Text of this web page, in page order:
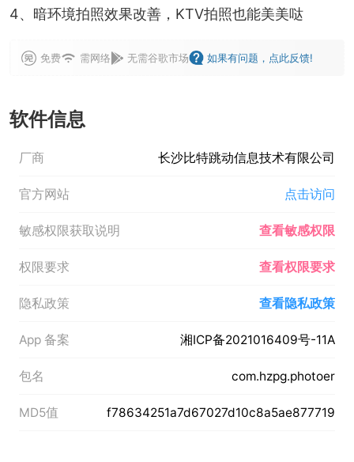
4、暗环境拍照效果改善，KTV拍照也能美美哒
免费 需网络 无需谷歌市场 如果有问题，点此反馈!
软件信息
厂商 长沙比特跳动信息技术有限公司
官方网站 点击访问
敏感权限获取说明 查看敏感权限
权限要求 查看权限要求
隐私政策 查看隐私政策
App 备案 湘ICP备2021016409号-11A
包名 com.hzpg.photoer
MD5值 f78634251a7d67027d10c8a5ae877719